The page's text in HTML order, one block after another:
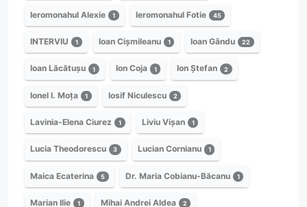
Ieromonahul Alexie 1 Ieromonahul Fotie 45
INTERVIU 1 Ioan Cișmileanu 1 Ioan Gându 22
Ioan Lăcătușu 1 Ion Coja 1 Ion Ștefan 2
Ionel I. Moța 1 Iosif Niculescu 2
Lavinia-Elena Ciurez 1 Liviu Vișan 1
Lucia Theodorescu 3 Lucian Cornianu 1
Maica Ecaterina 5 Dr. Maria Cobianu-Băcanu 1
Marian Ilie 1 Mihai Andrei Aldea 2